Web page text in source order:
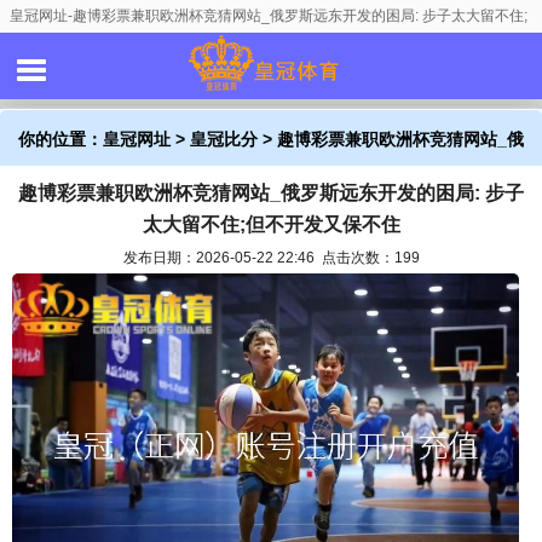
皇冠网址-趣博彩票兼职欧洲杯竞猜网站_俄罗斯远东开发的困局: 步子太大留不住;
你的位置： 皇冠网址 > 皇冠比分 > 趣博彩票兼职欧洲杯竞猜网站_俄
罗斯远东开发的困局: 步子太大留不住;但不开发又保不住
趣博彩票兼职欧洲杯竞猜网站_俄罗斯远东开发的困局: 步子
太大留不住;但不开发又保不住
发布日期：2026-05-22 22:46 点击次数：199